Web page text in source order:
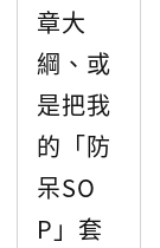
章大
綱、或
是把我
的「防
呆SO
P」套